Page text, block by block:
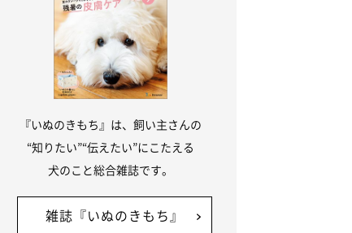
『いぬのきもち』は、飼い主さんの
“知りたい”“伝えたい”にこたえる
犬のこと総合雑誌です。
雑誌『いぬのきもち』